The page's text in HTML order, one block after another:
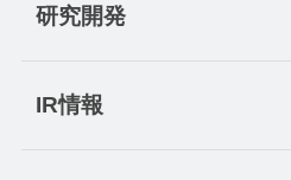
研究開発
IR情報